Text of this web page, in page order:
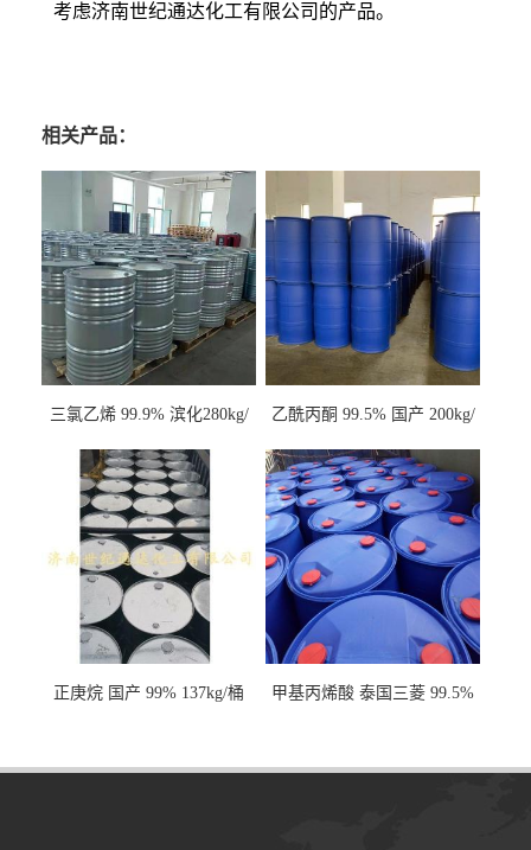
考虑济南世纪通达化工有限公司的产品。
相关产品：
三氯乙烯 99.9% 滨化280kg/
乙酰丙酮 99.5% 国产 200kg/
正庚烷 国产 99% 137kg/桶
甲基丙烯酸 泰国三菱 99.5%